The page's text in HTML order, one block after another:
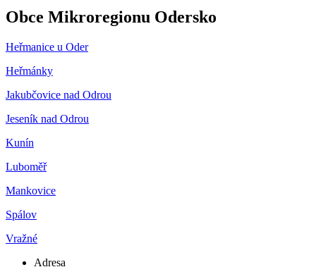
Obce Mikroregionu Odersko
Heřmanice u Oder
Heřmánky
Jakubčovice nad Odrou
Jeseník nad Odrou
Kunín
Luboměř
Mankovice
Spálov
Vražné
Adresa